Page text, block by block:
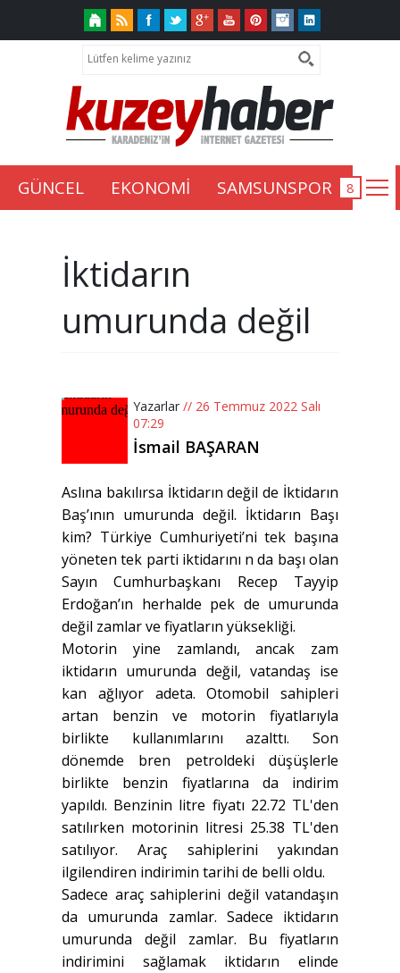
GÜNCEL EKONOMİ SAMSUNSPOR
İktidarın
umurunda değil
Yazarlar // 26 Temmuz 2022 Salı
07:29
İsmail BAŞARAN
Aslına bakılırsa İktidarın değil de İktidarın
Baş’ının umurunda değil. İktidarın Başı
kim? Türkiye Cumhuriyeti’ni tek başına
yöneten tek parti iktidarını n da başı olan
Sayın Cumhurbaşkanı Recep Tayyip
Erdoğan’ın herhalde pek de umurunda
değil zamlar ve fiyatların yüksekliği.
Motorin yine zamlandı, ancak zam
iktidarın umurunda değil, vatandaş ise
kan ağlıyor adeta. Otomobil sahipleri
artan benzin ve motorin fiyatlarıyla
birlikte kullanımlarını azalttı. Son
dönemde bren petroldeki düşüşlerle
birlikte benzin fiyatlarına da indirim
yapıldı. Benzinin litre fiyatı 22.72 TL'den
satılırken motorinin litresi 25.38 TL'den
satılıyor. Araç sahiplerini yakından
ilgilendiren indirimin tarihi de belli oldu.
Sadece araç sahiplerini değil vatandaşın
da umurunda zamlar. Sadece iktidarın
umurunda değil zamlar. Bu fiyatların
indirimini sağlamak iktidarın elinde